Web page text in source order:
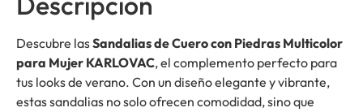
Descubre lasSandalias de Cuero con Piedras Multicolor
para Mujer KARLOVAC, el complemento perfecto para
tus looks de verano. Con un diseño elegante y vibrante,
estas sandalias no solo ofrecen comodidad, sino que